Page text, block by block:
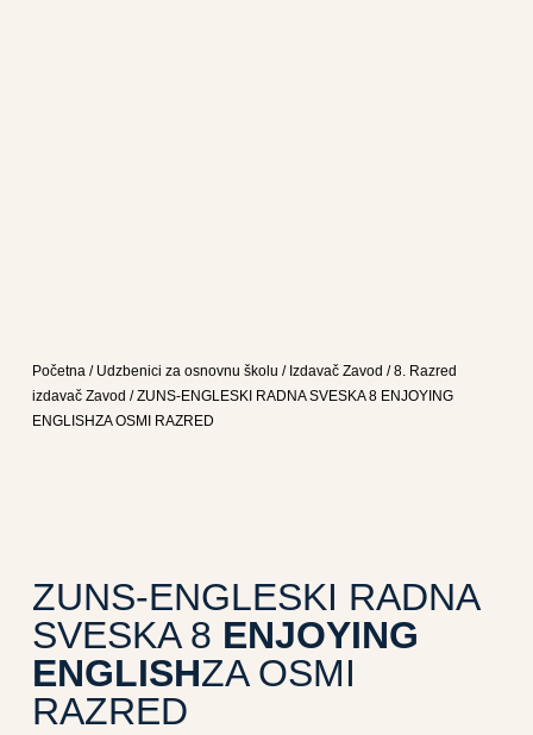
Početna/ Udzbenici za osnovnu školu / Izdavač Zavod /8. Razred
izdavač Zavod / ZUNS-ENGLESKI RADNA SVESKA 8 ENJOYING
ENGLISHZA OSMI RAZRED
ZUNS-ENGLESKI RADNA
SVESKA 8 ENJOYING
ENGLISHZA OSMI
RAZRED